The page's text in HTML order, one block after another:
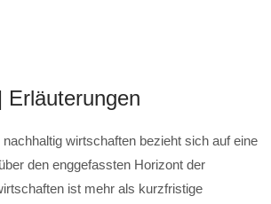
Erläuterungen
wirtschaften bezieht sich auf eine
den enggefassten Horizont der
ist mehr als kurzfristige